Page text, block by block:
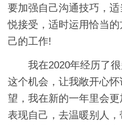
要加强自己沟通技巧，
悦接受，适时运用恰当
己的工作!
我在2020年经历了
这个机会，让我敞开心
望，我在新的一年里会
表现自己，去温暖别人